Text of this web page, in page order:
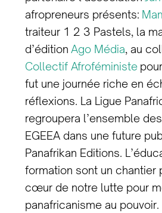
afropreneurs présents:
traiteur 1 2 3 Pastels, la
d’édition Ago Média, au
Collectif Afroféministe
fut une journée riche en
réflexions. La Ligue
regroupera l’ensemble
EGEEA dans une future
Panafrikan Editions.
formation sont un chantier
cœur de notre lutte pour
panafricanisme au